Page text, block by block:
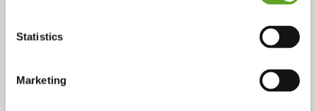
Statistics
Marketing